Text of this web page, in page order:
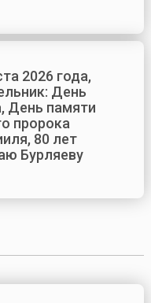
2026 года,
День
День памяти
пророка
80 лет
Бурляеву